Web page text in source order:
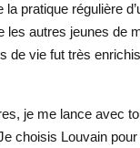
pratique régulière
autres jeunes de
vie fut très
je me lance avec
choisis Louvain